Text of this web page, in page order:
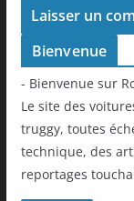
Bienvenue
- Bienvenue sur
Le site des
truggy, toutes
technique, des
reportages